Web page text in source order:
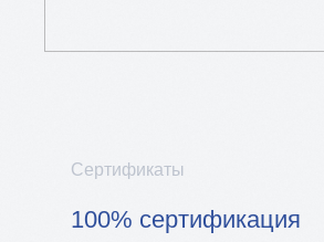
100% сертификация
Сертификаты